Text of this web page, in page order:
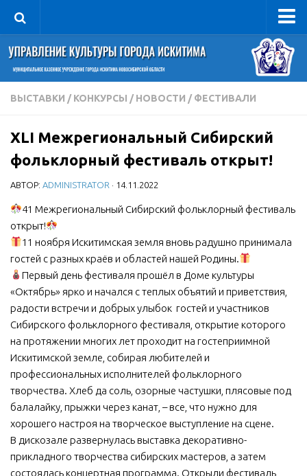
Управление
Руководитель
Сведения об организации
Книга почета культуры
Фотогалерея
Документы
Учредительные документы
Правовая база
Противодействие коррупции
Отчеты о деятельности
Учреждения культуры
МБУ Дом культуры «Молодость»
МБУ Дом культуры «Октябрь»
МБОУ ДО «Детская школа искусств»
МБОУ ДО «Детская музыкальная школа»
МБУ Парк культуры и отдыха им. И.В. Коротеева
ВЫСТАВКИ / КОНКУРСЫ / НОВОСТИ / ФЕСТИВАЛИ
XLI Межрегиональный Сибирский
фольклорный фестиваль открыт!
АВТОР: ADMINISTRATOR · 14.11.2022
41 Межрегиональный Сибирский фольклорный фестиваль
открыт!
11 ноября Искитимская земля вновь радушно принимала
гостей с разных краёв и областей нашей Родины.
Первый день фестиваля прошёл в Доме культуры
«Октябрь» ярко и начался с теплых объятий и приветствия,
радости встречи и добрых улыбок гостей и участников
Сибирского фольклорного фестиваля, открытие которого
на протяжении многих лет проходит на гостеприимной
Искитимской земле, собирая любителей и
профессиональных исполнителей фольклорного
творчества. Хлеб да соль, озорные частушки, плясовые под
балалайку, прыжки через канат, – все, что нужно для
хорошего настроя на творческое выступление на сцене.
В дискозале развернулась выставка декоративно-
прикладного творчества сибирских мастеров, а затем
состоялась концертная программа. Открыли фестиваль